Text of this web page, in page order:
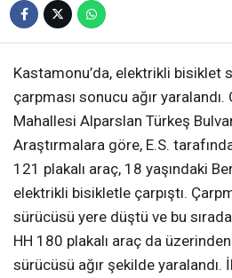
Kastamonu’da, elektrikli bisiklet
çarpması sonucu ağır yaralandı.
Mahallesi Alparslan Türkeş
Araştırmalara göre, E.S.
121 plakalı araç, 18 yaşındaki
elektrikli bisikletle çarpıştı.
sürücüsü yere düştü ve bu
HH 180 plakalı araç da
sürücüsü ağır şekilde